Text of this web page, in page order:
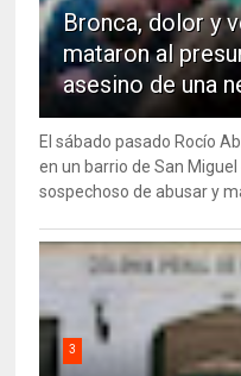
Bronca, dolor y
mataron al
asesino de una
El sábado pasado Rocío
en un barrio de San
sospechoso de abusar y
3